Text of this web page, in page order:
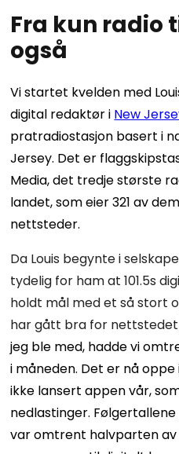
Fra kun radio
også
Vi startet kvelden med
digital redaktør i New
pratradiostasjon basert i
Jersey. Det er
Media, det tredje største
landet, som eier 321 av
nettsteder.
Da Louis begynte i
tydelig for ham at 101.5s
holdt mål med et så stort
har gått bra for nettstedet
jeg ble med, hadde vi
i måneden. Det er nå oppe
ikke lansert appen vår,
nedlastinger.
var omtrent halvparten av